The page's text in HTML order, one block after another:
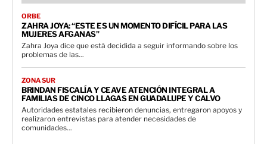
ORBE
ZAHRA JOYA: “ESTE ES UN MOMENTO DIFÍCIL PARA LAS
MUJERES AFGANAS”
Zahra Joya dice que está decidida a seguir informando sobre los
problemas de las...
ZONA SUR
BRINDAN FISCALÍA Y CEAVE ATENCIÓN INTEGRAL A
FAMILIAS DE CINCO LLAGAS EN GUADALUPE Y CALVO
Autoridades estatales recibieron denuncias, entregaron apoyos y
realizaron entrevistas para atender necesidades de
comunidades...